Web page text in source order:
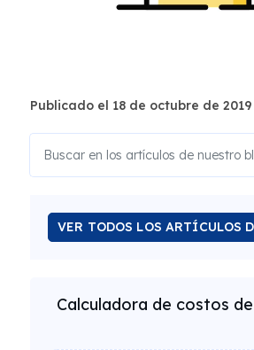
Publicado el 18 de octubre de 2019
VER TODOS LOS ARTÍCULOS
Calculadora de costos